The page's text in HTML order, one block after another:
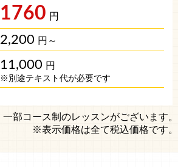
1760 円
2,200 円～
11,000 円
※別途テキスト代が必要です
一部コース制のレッスンがございます。
※表示価格は全て税込価格です。